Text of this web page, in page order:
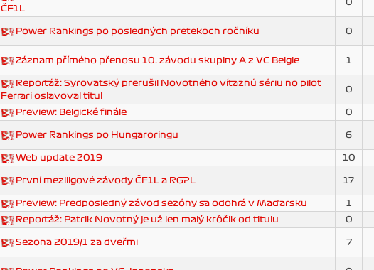
ČF1L
0
Power Rankings po posledných pretekoch ročníku 0
Záznam přímého přenosu 10. závodu skupiny A z VC Belgie 1
Reportáž: Syrovatský prerušil Novotného víťaznú sériu no pilot
Ferrari oslavoval titul
0
Preview: Belgické finále 0
Power Rankings po Hungaroringu 6
Web update 2019 10
První meziligové závody ČF1L a RGPL 17
Preview: Predposledný závod sezóny sa odohrá v Maďarsku 1
Reportáž: Patrik Novotný je už len malý krôčik od titulu 0
Sezona 2019/1 za dveřmi 7